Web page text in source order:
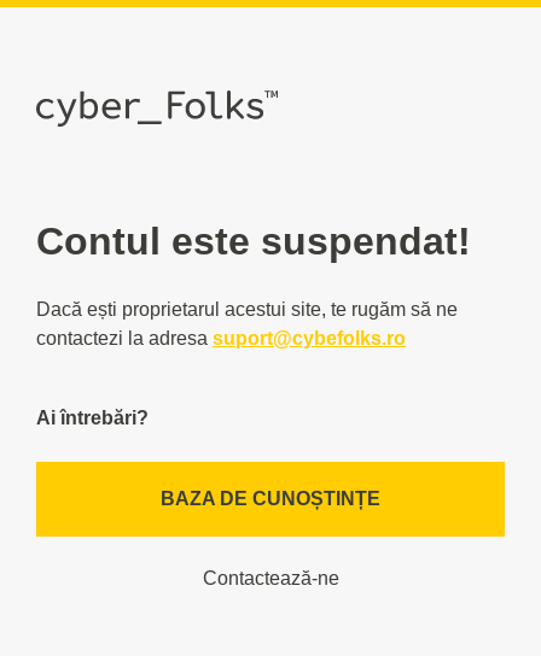
Contul este suspendat!
Dacă ești proprietarul acestui site, te rugăm să ne
contactezi la adresa suport@cybefolks.ro
Ai întrebări?
BAZA DE CUNOȘTINȚE
Contactează-ne